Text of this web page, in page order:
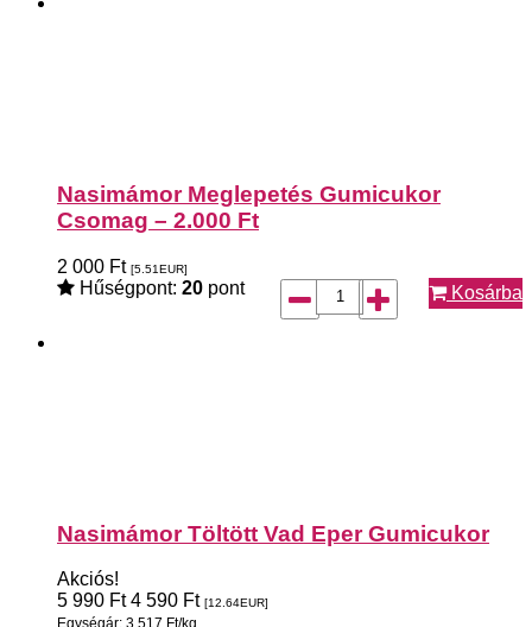
Nasimámor Meglepetés Gumicukor
Csomag – 2.000 Ft
2 000 Ft [5.51EUR]
Hűségpont: 20 pont Kosárba
Nasimámor Töltött Vad Eper Gumicukor
Akciós!
5 990 Ft 4 590 Ft [12.64EUR]